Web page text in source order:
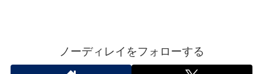
ノーディレイをフォローする